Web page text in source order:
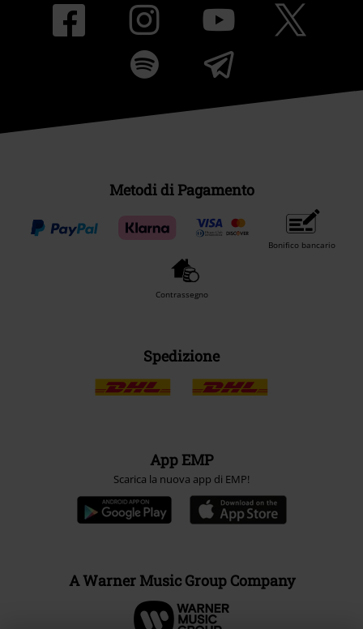
Metodi di Pagamento
Bonifico bancario
Contrassegno
Spedizione
App EMP
Scarica la nuova app di EMP!
A Warner Music Group Company